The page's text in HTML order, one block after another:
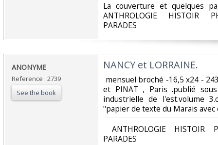
‎La couverture et quelques
ANTHROLOGIE HISTOIR
PARADES‎
‎ANONYME‎
Reference : 2739
See the book
‎NANCY et LORRAINE.‎
mensuel broché -16,5 x24 -
et PINAT , Paris .publié
industrielle de l'est.volume
"papier de texte du Marais avec
ANTHROLOGIE HISTOIR
PARADES‎